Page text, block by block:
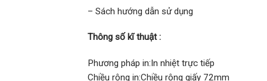
– Sách hướng dẫn sử dụng
Thông số kĩ thuật :
Phương pháp in:In nhiệt trực tiếp
Chiều rộng in:Chiều rộng giấy 72mm